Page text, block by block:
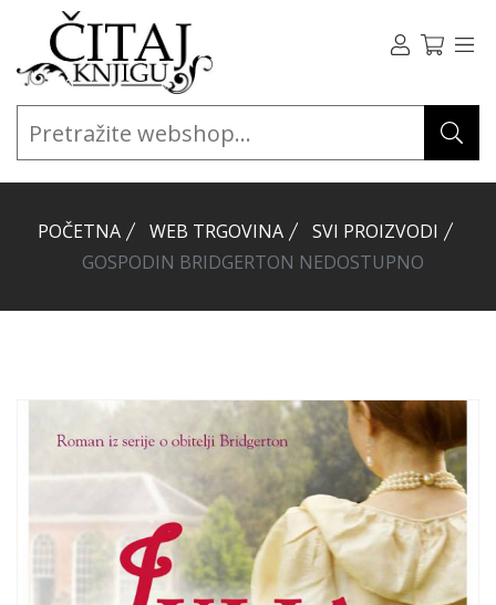
POČETNA WEB TRGOVINA
SVI PROIZVODI
GOSPODIN BRIDGERTON NEDOSTUPNO